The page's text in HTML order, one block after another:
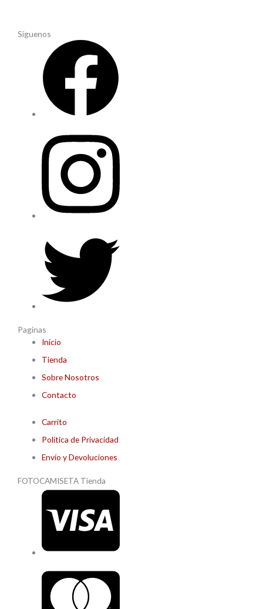
Síguenos
Paginas
Inicio
Tienda
Sobre Nosotros
Contacto
Carrito
Política de Privacidad
Envío y Devoluciones
FOTOCAMISETA Tienda